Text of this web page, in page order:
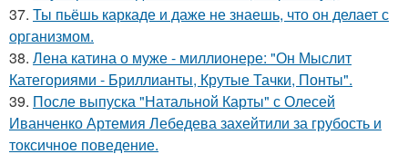
37. Ты пьёшь каркаде и даже не знаешь, что он делает с
организмом.
38. Лена катина о муже - миллионере: "Он Мыслит
Категориями - Бриллианты, Крутые Тачки, Понты".
39. После выпуска "Натальной Карты" с Олесей
Иванченко Артемия Лебедева захейтили за грубость и
токсичное поведение.